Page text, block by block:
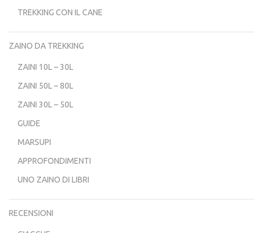
TREKKING CON IL CANE
ZAINO DA TREKKING
ZAINI 10L – 30L
ZAINI 50L – 80L
ZAINI 30L – 50L
GUIDE
MARSUPI
APPROFONDIMENTI
UNO ZAINO DI LIBRI
RECENSIONI